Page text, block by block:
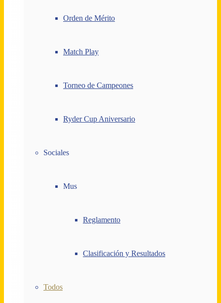
Orden de Mérito
Match Play
Torneo de Campeones
Ryder Cup Aniversario
Sociales
Mus
Reglamento
Clasificación y Resultados
Todos